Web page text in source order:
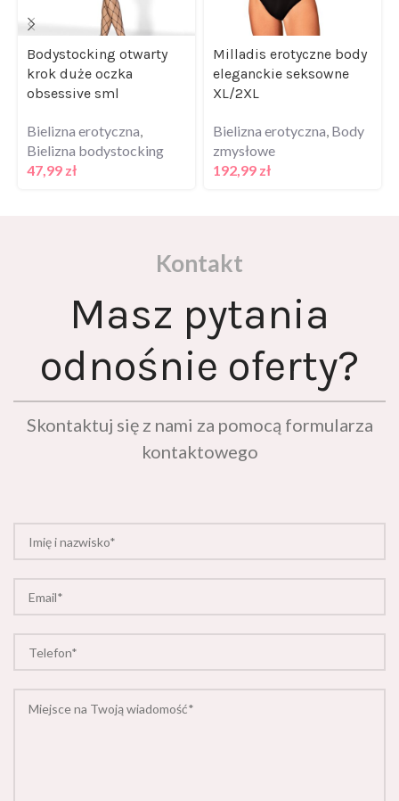
Bodystocking otwarty
krok duże oczka
obsessive sml
Bielizna erotyczna
Bielizna bodystocking
47,99 zł
Milladis erotyczne body
eleganckie seksowne
XL/2XL
Bielizna erotyczna Body
zmysłowe
192,99 zł
Kontakt
Masz pytania
odnośnie oferty?
Skontaktuj się z nami za pomocą formularza
kontaktowego